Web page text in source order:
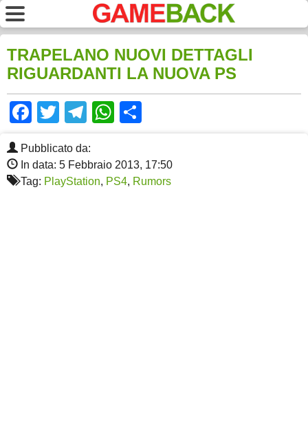
TRAPELANO NUOVI DETTAGLI
RIGUARDANTI LA NUOVA PS
Facebook
TwitterTelegram
WhatsApp
Pubblicato da:
In data: 5 Febbraio 2013, 17:50
Tag: PlayStation, PS4, Rumors